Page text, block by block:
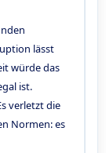
lässt
würde das
ist.
verletzt die
Normen: es